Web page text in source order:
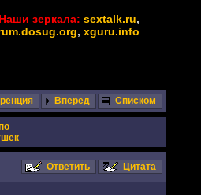
Наши зеркала: sextalk.ru,
, xguru.info
Вперед Списком
Ответить Цитата